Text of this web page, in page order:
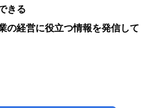
きる
の経営に役立つ情報を発信して